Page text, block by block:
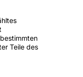
Teile des